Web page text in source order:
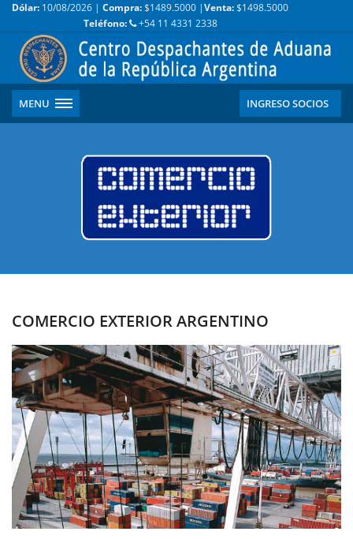
Dólar: 10/08/2026 | Compra:$1489.5000 |Venta:$1498.5000
Teléfono:
+54 11 4331 2338
MENU INGRESO SOCIOS
COMERCIO EXTERIOR ARGENTINO